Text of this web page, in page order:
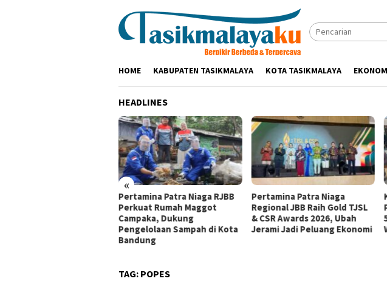
HOME KABUPATEN TASIKMALAYA KOTA TASIKMALAYA
HEADLINES
«
Pertamina Patra Niaga RJBB
Perkuat Rumah Maggot
Campaka, Dukung
Pengelolaan Sampah di Kota
Bandung
Pertamina Patra Niaga
Regional JBB Raih Gold TJSL
& CSR Awards 2026, Ubah
Jerami Jadi Peluang Ekonomi
TAG: POPES